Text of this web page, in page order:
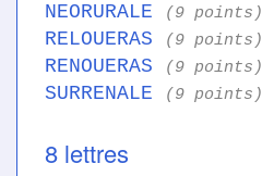
NEORURALE (9 points)
RELOUERAS (9 points)
RENOUERAS (9 points)
SURRENALE (9 points)
8 lettres